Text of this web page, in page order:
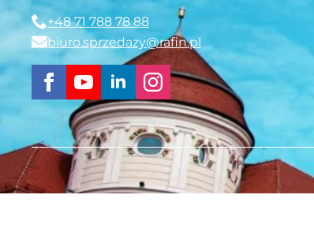
+48 71 788 78 88
biuro.sprzedazy@rafin.pl